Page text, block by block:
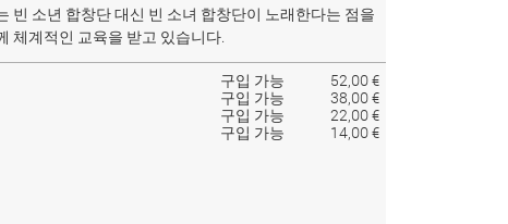
빈 소년 합창단 대신 빈 소녀 합창단이 노래한다는 점을
체계적인 교육을 받고 있습니다.
구입 가능
52,00 €
구입 가능
38,00 €
구입 가능
22,00 €
구입 가능
14,00 €